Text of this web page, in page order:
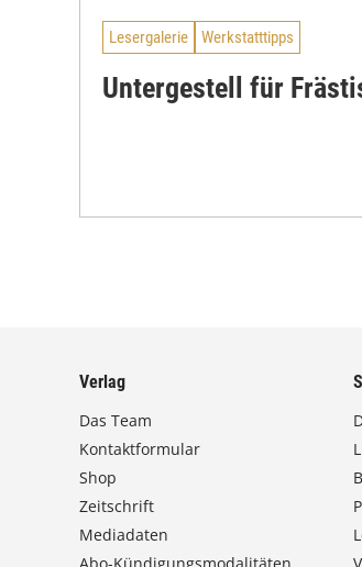
Lesergalerie Werkstatttipps
Untergestell für
Verlag
Das Team
Kontaktformular
Shop
Zeitschrift
Mediadaten